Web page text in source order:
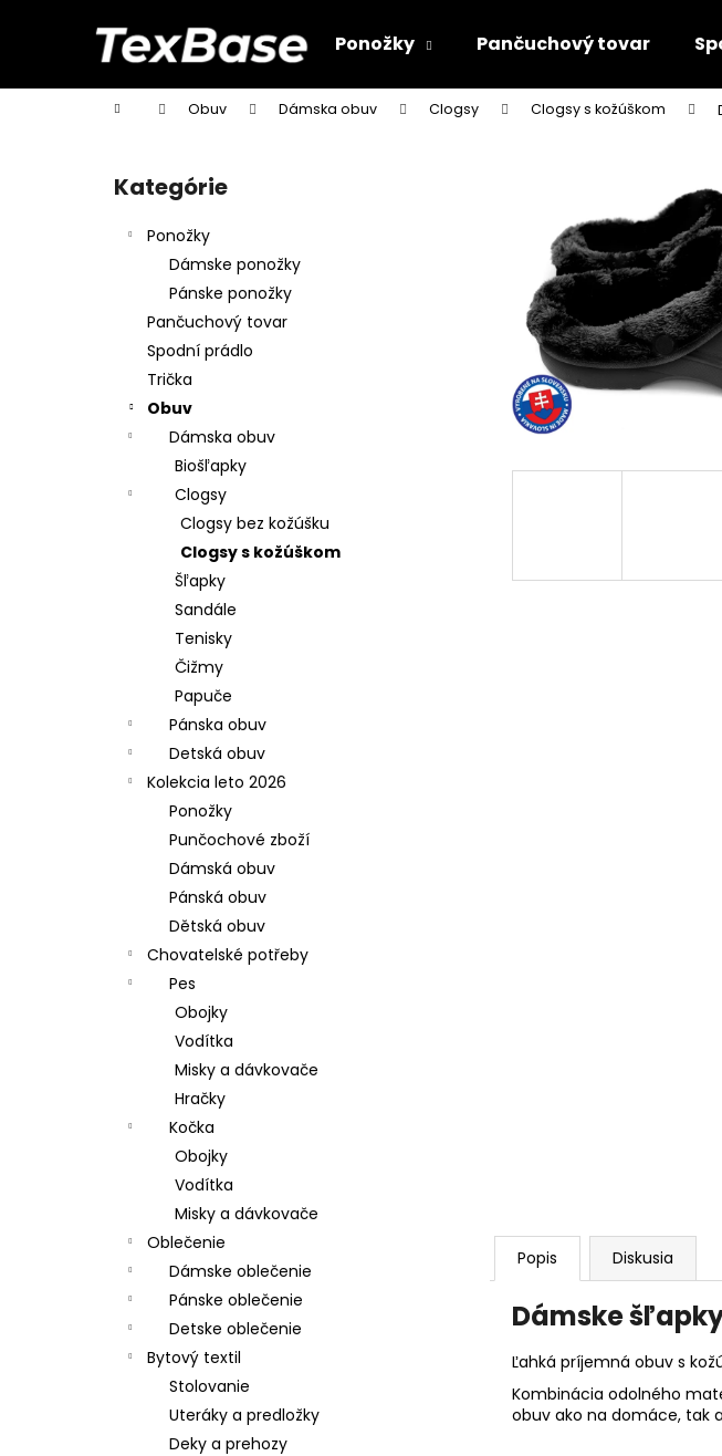
Ponožky Pančuchový tovar
Domov Obuv Dámska obuv Clogsy Clogsy s kožúškom
Preskočiť
kategórie
Kategórie
Ponožky
Dámske ponožky
Pánske ponožky
Pančuchový tovar
Spodní prádlo
Trička
Obuv
Dámska obuv
Biošľapky
Clogsy
Clogsy bez kožúšku
Clogsy s kožúškom
Šľapky
Sandále
Tenisky
Čižmy
Papuče
Pánska obuv
Detská obuv
Kolekcia leto 2026
Ponožky
Punčochové zboží
Dámská obuv
Pánská obuv
Dětská obuv
Chovatelské potřeby
Pes
Obojky
Vodítka
Misky a dávkovače
Hračky
Kočka
Obojky
Vodítka
Misky a dávkovače
Oblečenie
Dámske oblečenie
Pánske oblečenie
Detske oblečenie
Bytový textil
Stolovanie
Uteráky a predložky
Deky a prehozy
Popis Diskusia
Dámske
Ľahká príjemná obuv s
Kombinácia odolného
obuv ako na domáce, tak
í
Späť
do
Späť
do
Čo potrebujete
Odporúčame